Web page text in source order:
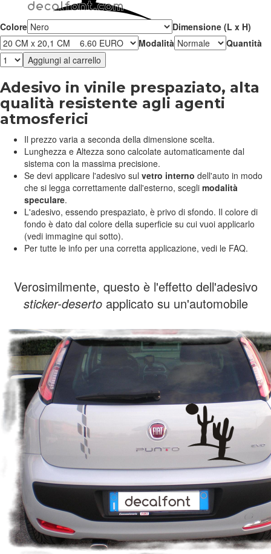
Colore
Dimensione (L x H)
Modalità
Quantità
Adesivo in vinile prespaziato, alta
qualità resistente agli agenti
atmosferici
Il prezzo varia a seconda della dimensione scelta.
Lunghezza e Altezza sono calcolate automaticamente dal
sistema con la massima precisione.
Se devi applicare l'adesivo sul vetro interno dell'auto in modo
che si legga correttamente dall'esterno, scegli modalità
speculare.
L'adesivo, essendo prespaziato, è privo di sfondo. Il colore di
fondo è dato dal colore della superficie su cui vuoi applicarlo
(vedi immagine qui sotto).
Per tutte le info per una corretta applicazione, vedi le FAQ.
Verosimilmente, questo è l'effetto dell'adesivo
sticker-desertoapplicato su un'automobile